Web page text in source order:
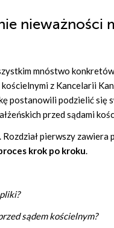
nieważności
mnóstwo
z Kancelarii
postanowili podzielić
przed sądami
Rozdział pierwszy
krok po kroku.
sądem kościelnym?